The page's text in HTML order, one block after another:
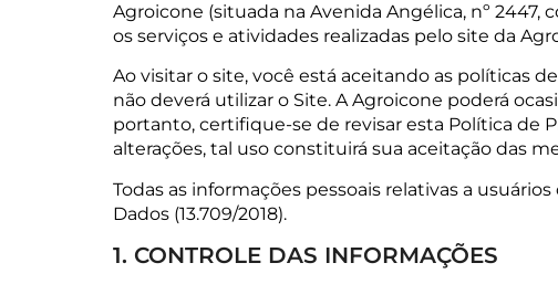
Agroicone (situada na Avenida Angélica, nº 2447,
os serviços e atividades realizadas pelo site da
Ao visitar o site, você está aceitando as políticas
não deverá utilizar o Site. A Agroicone poderá
portanto, certifique-se de revisar esta Política de
alterações, tal uso constituirá sua aceitação das
Todas as informações pessoais relativas a
Dados (13.709/2018).
1. CONTROLE DAS INFORMAÇÕES